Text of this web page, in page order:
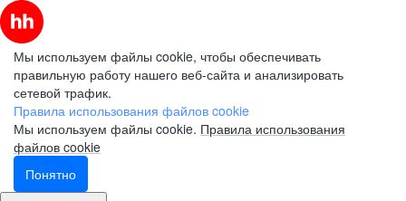
Мы используем файлы cookie, чтобы обеспечивать
правильную работу нашего веб-сайта и анализировать
сетевой трафик.
Правила использования файлов cookie
Мы используем файлы cookie. Правила использования
файлов cookie
Понятно